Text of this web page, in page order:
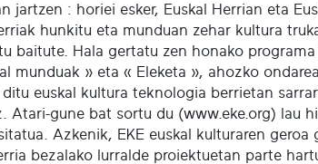
jartzen : horiei esker, Euskal Herrian eta
hunkitu eta munduan zehar kultura
baitute. Hala gertatu zen honako
munduak » eta « Eleketa », ahozko
euskal kultura teknologia berrietan
Atari-gune bat sortu du (www.eke.org) lau
Azkenik, EKE euskal kulturaren
bezalako lurralde proiektuetan parte